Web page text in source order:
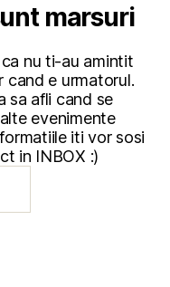
marsuri
nu ti-au amintit
cand e urmatorul.
sa afli cand se
evenimente
iti vor sosi
in INBOX :)